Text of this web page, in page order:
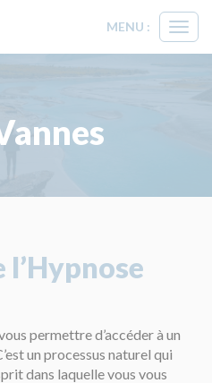
MENU :
l’Hypnose
permettre d’accéder à un
un processus naturel qui
dans laquelle vous vous